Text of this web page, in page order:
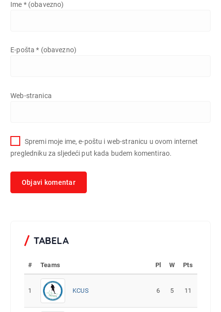
Ime * (obavezno)
E-pošta* (obavezno)
Web-stranica
Spremi moje ime, e-poštu i web-stranicu u ovom internet
pregledniku za sljedeći put kada budem komentirao.
TABELA
# Teams Pl W Pts
1 KCUS 6 5 11